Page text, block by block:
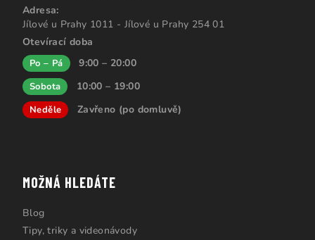
Adresa:
Jílové u Prahy 1011 - Jílové u Prahy 254 01
Otevírací doba
Po – Pá 9:00 – 20:00
Sobota 10:00 – 19:00
Neděle Zavřeno (po domluvě)
MOŽNÁ HLEDÁTE
Blog
Tipy, triky a videonávody